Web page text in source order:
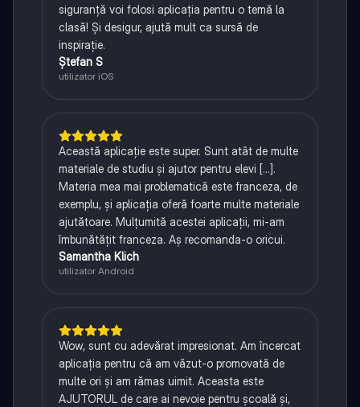
siguranță voi folosi aplicația pentru o temă la
clasă! Și desigur, ajută mult ca sursă de
inspirație.
Ștefan S
utilizator iOS
Această aplicație este super. Sunt atât de multe
materiale de studiu și ajutor pentru elevi [...].
Materia mea mai problematică este franceza, de
exemplu, și aplicația oferă foarte multe materiale
ajutătoare. Mulțumită acestei aplicații, mi-am
îmbunătățit franceza. Aș recomanda-o oricui.
Samantha Klich
utilizator Android
Wow, sunt cu adevărat impresionat. Am încercat
aplicația pentru că am văzut-o promovată de
multe ori și am rămas uimit. Aceasta este
AJUTORUL de care ai nevoie pentru școală și,